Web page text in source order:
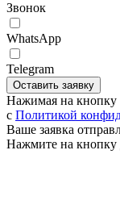
Звонок
WhatsApp
Telegram
Оставить заявку
Нажимая на кнопку
c Политикой
Ваше заявка
Нажмите на кнопку